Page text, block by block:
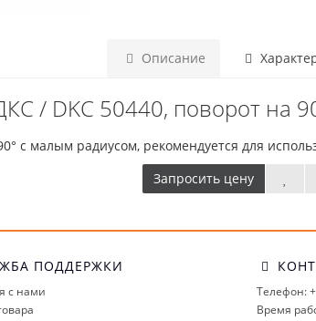
Описание
/ DKC 50440, поворот на
с малым радиусом, рекомендуется для
Запросить цену
ПОДДЕРЖКИ
с нами
Телефон:
Время